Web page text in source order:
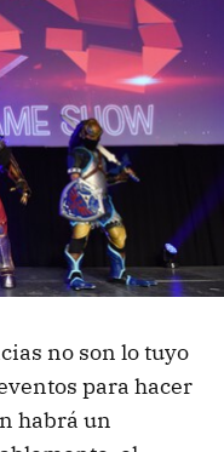
no son lo tuyo
para hacer
habrá un